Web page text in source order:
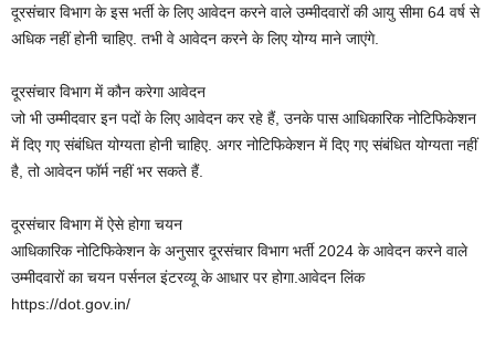
दूरसंचार विभाग के इस भर्ती के लिए आवेदन करने वाले उम्मीदवारों की आयु सीमा 64 वर्ष से
अधिक नहीं होनी चाहिए. तभी वे आवेदन करने के लिए योग्य माने जाएंगे.
दूरसंचार विभाग में कौन करेगा आवेदन
जो भी उम्मीदवार इन पदों के लिए आवेदन कर रहे हैं, उनके पास आधिकारिक नोटिफिकेशन
में दिए गए संबंधित योग्यता होनी चाहिए. अगर नोटिफिकेशन में दिए गए संबंधित योग्यता नहीं
है, तो आवेदन फॉर्म नहीं भर सकते हैं.
दूरसंचार विभाग में ऐसे होगा चयन
आधिकारिक नोटिफिकेशन के अनुसार दूरसंचार विभाग भर्ती 2024 के आवेदन करने वाले
उम्मीदवारों का चयन पर्सनल इंटरव्यू के आधार पर होगा.आवेदन लिंक
https://dot.gov.in/